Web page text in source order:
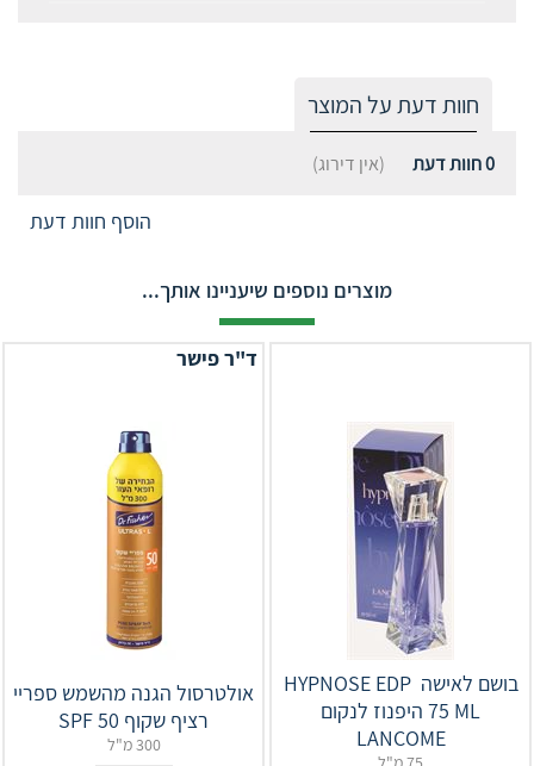
חוות דעת על המוצר
0חוות דעת (אין דירוג)
הוסף חוות דעת
מוצרים נוספים שיעניינו אותך...
בושם לאישה ‎HYPNOSE‎ ‎EDP‎ ‎‎
‎75 ML היפנוז לנקום
LANCOME
ד"ר פישר
אולטרסול הגנה מהשמש ספריי
רציף שקוף SPF 50
300 מ"ל